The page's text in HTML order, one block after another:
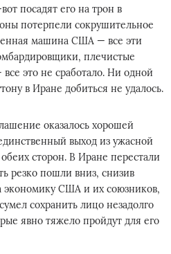
посадят его на трон в
потерпели сокрушительное
машина США — все эти
плечистые
это не сработало. Ни одной
в Иране добиться не удалось.
оказалось хорошей
выход из ужасной
сторон. В Иране перестали
резко пошли вниз, снизив
США и их союзников,
сохранить лицо незадолго
явно тяжело пройдут для его